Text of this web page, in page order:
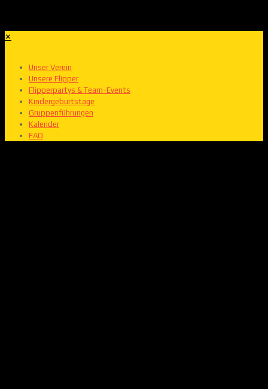
✕
Unser Verein
Unsere Flipper
Flipperpartys & Team-Events
Kindergeburtstage
Gruppenführungen
Kalender
FAQ